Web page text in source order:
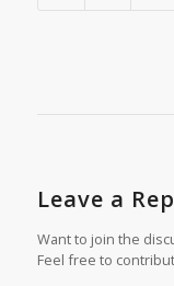
Leave a
Want to join the
Feel free to